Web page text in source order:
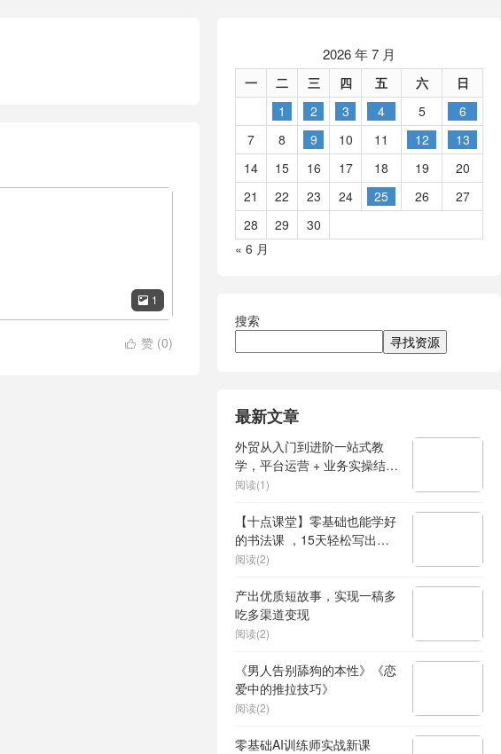
 1
 赞 (0)
2026 年 7 月
一 二 三 四 五 六
日
1
2 3 4 5
6
7
8 9 10 11 12
13
14
15 16 17 18 19
20
21
22 23 24 25 26
27
28
29
30
« 6 月
搜索
寻找资源
最新文章
外贸从入门到进阶一站式教
学，平台运营 + 业务实操结
合，实现业绩稳步增长
阅读(1)
【十点课堂】零基础也能学好
的书法课 ，15天轻松写出漂
亮人生
阅读(2)
产出优质短故事，实现一稿多
吃多渠道变现
阅读(2)
《男人告别舔狗的本性》《恋
爱中的推拉技巧》
阅读(2)
零基础AI训练师实战新课